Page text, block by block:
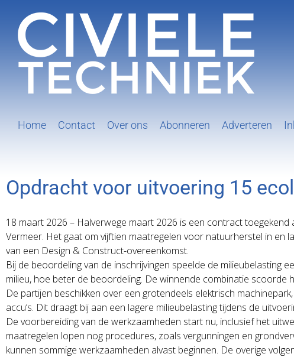
inhoud
Home Contact Over ons Abonneren Adverteren
Opdracht voor uitvoering 15
18 maart 2026 – Halverwege maart 2026 is een contract
Vermeer. Het gaat om vijftien maatregelen voor natuurherstel in en
van een Design & Construct-overeenkomst.
Bij de beoordeling van de inschrijvingen speelde de milieubelasting
milieu, hoe beter de beoordeling. De winnende combinatie scoorde
De partijen beschikken over een grotendeels elektrisch
accu’s. Dit draagt bij aan een lagere milieubelasting tijdens de
De voorbereiding van de werkzaamheden start nu, inclusief het
maatregelen lopen nog procedures, zoals vergunningen en
kunnen sommige werkzaamheden alvast beginnen. De overige